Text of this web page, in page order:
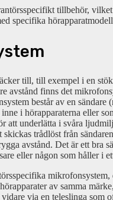
tillbehör,
specifika
till, till exempel i en
avstånd finns det
består av en sändare
i hörapparaterna eller
att underlätta i svåra
trådlöst från
avstånd. Det är ett bra
eller någon som håller i
av samma
via en teleslinga som